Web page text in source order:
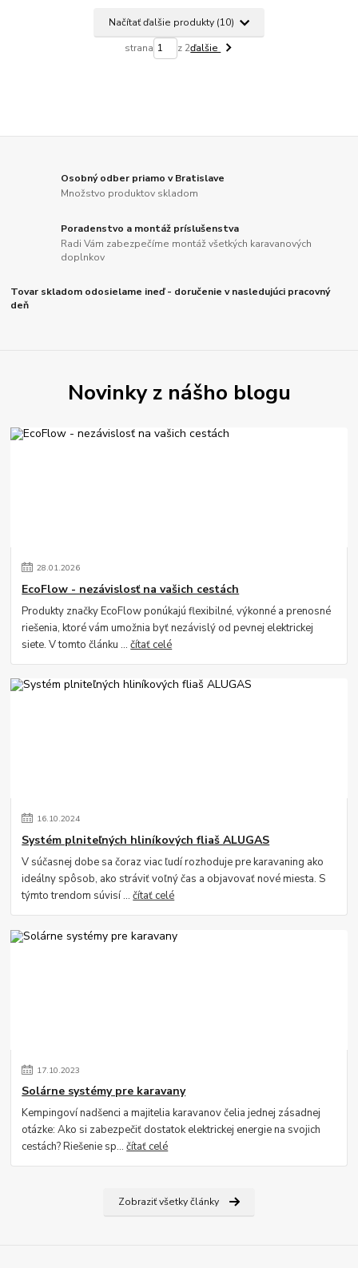
Načítať ďalšie produkty (10)
strana z 2ďalšie
Osobný odber priamo v Bratislave
Množstvo produktov skladom
Poradenstvo a montáž príslušenstva
Radi Vám zabezpečíme montáž všetkých karavanových
doplnkov
Tovar skladom odosielame ineď - doručenie v nasledujúci pracovný
deň
Novinky z nášho blogu
28.01.2026
EcoFlow - nezávislosť na vašich cestách
Produkty značky EcoFlow ponúkajú flexibilné, výkonné a prenosné
riešenia, ktoré vám umožnia byť nezávislý od pevnej elektrickej
siete. V tomto článku ...čítať celé
16.10.2024
Systém plniteľných hliníkových fliaš ALUGAS
V súčasnej dobe sa čoraz viac ľudí rozhoduje pre karavaning ako
ideálny spôsob, ako stráviť voľný čas a objavovať nové miesta. S
týmto trendom súvisí ...čítať celé
17.10.2023
Solárne systémy pre karavany
Kempingoví nadšenci a majitelia karavanov čelia jednej zásadnej
otázke: Ako si zabezpečiť dostatok elektrickej energie na svojich
cestách? Riešenie sp...čítať celé
Zobraziť všetky články